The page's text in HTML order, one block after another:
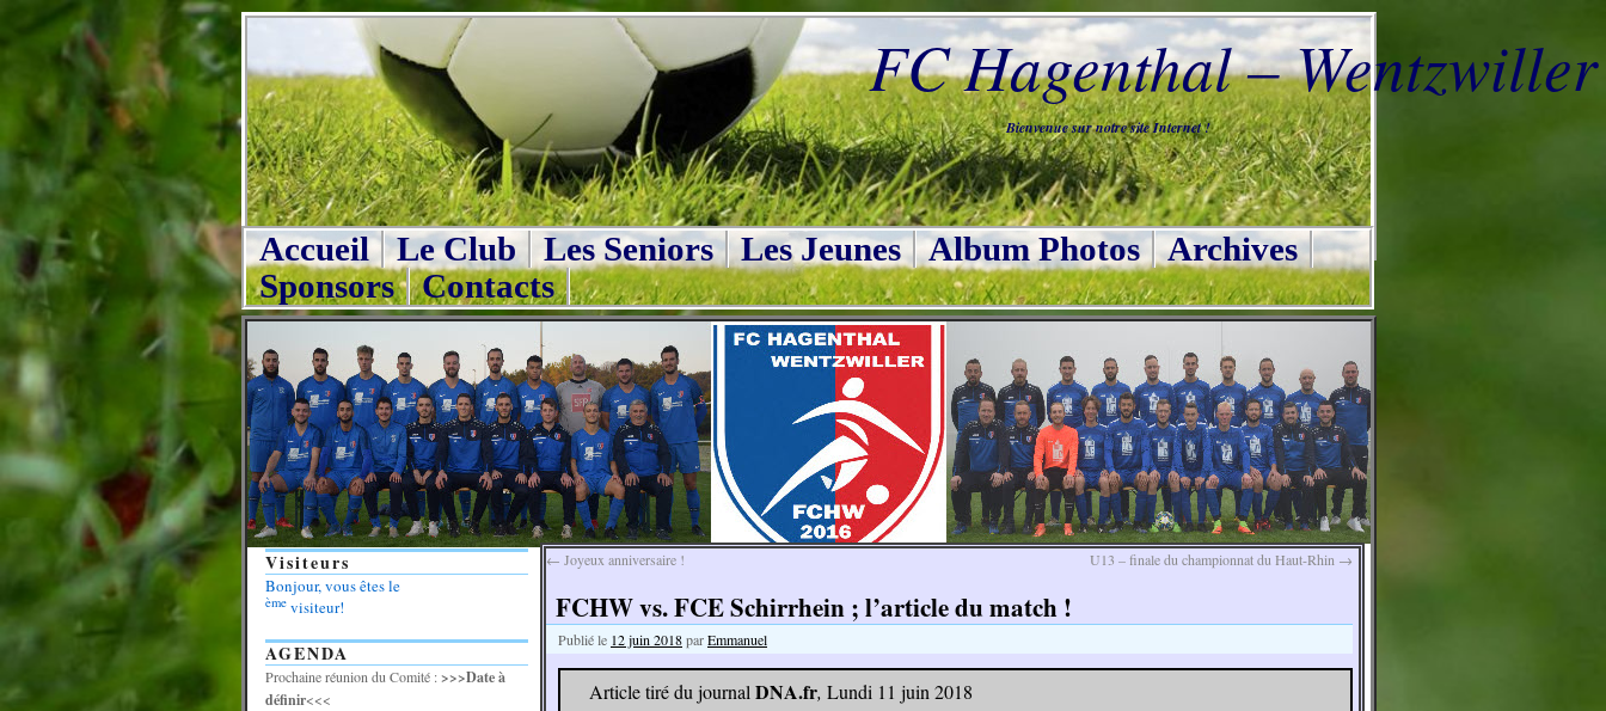
FC Hagenthal – Wentzwiller
Bienvenue sur notre site Internet !
Accueil Le Club Les Seniors Les Jeunes Album Photos
Archives
Sponsors
Contacts
← Joyeux anniversaire ! U13 – finale du championnat du Haut-Rhin →
FCHW vs. FCE Schirrhein ; l’article du match !
Publié le 12 juin 2018parEmmanuel
Article tiré du journal DNA.fr, Lundi 11 juin 2018
Visiteurs
Bonjour, vous êtes le
ème visiteur!
AGENDA
Prochaine réunion du Comité :>>>Date à
définir<<<